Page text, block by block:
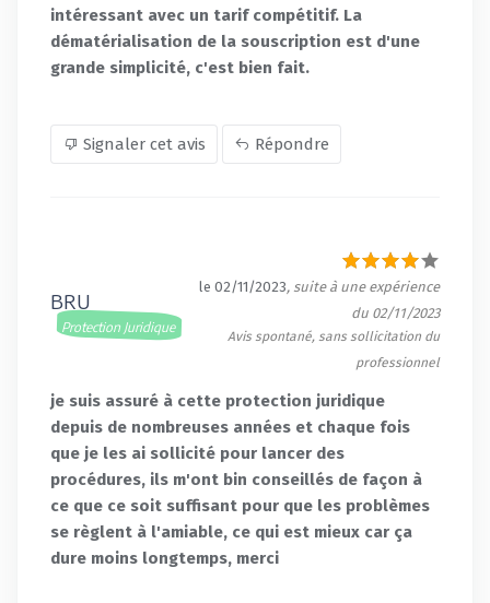
intéressant avec un tarif compétitif. La
dématérialisation de la souscription est d'une
grande simplicité, c'est bien fait.
Signaler cet avis Répondre
BRU
Protection Juridique
le 02/11/2023, suite à une expérience
du 02/11/2023
Avis spontané, sans sollicitation du
professionnel
je suis assuré à cette protection juridique
depuis de nombreuses années et chaque fois
que je les ai sollicité pour lancer des
procédures, ils m'ont bin conseillés de façon à
ce que ce soit suffisant pour que les problèmes
se règlent à l'amiable, ce qui est mieux car ça
dure moins longtemps, merci